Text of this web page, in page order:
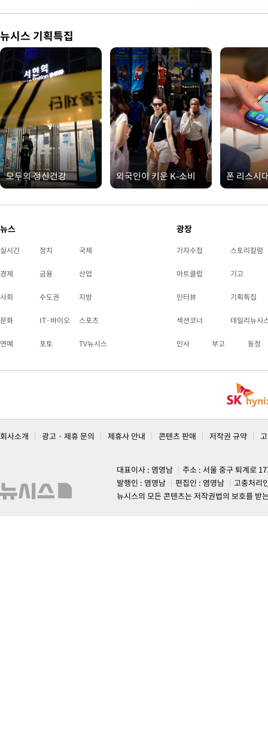
뉴시스 기획특집
모두의 정신건강 외국인이 키운 K-소비 폰 리스시
뉴스
실시간 정치 국제
경제 금융 산업
사회 수도권 지방
문화 IT·바이오 스포츠
연예 포토 TV뉴시스
광장
기자수첩 스토리칼럼
아트클럽 기고
인터뷰 기획특집
섹션코너 데일리뉴시
인사 부고 동정
회사소개 광고 · 제휴 문의 제휴사 안내 콘텐츠 판매 저작권 규약
대표이사 : 염영남
주소 : 서울 중구 퇴계로
발행인 : 염영남
편집인 : 염영남
고충처리
뉴시스의 모든 콘텐츠는 저작권법의 보호를